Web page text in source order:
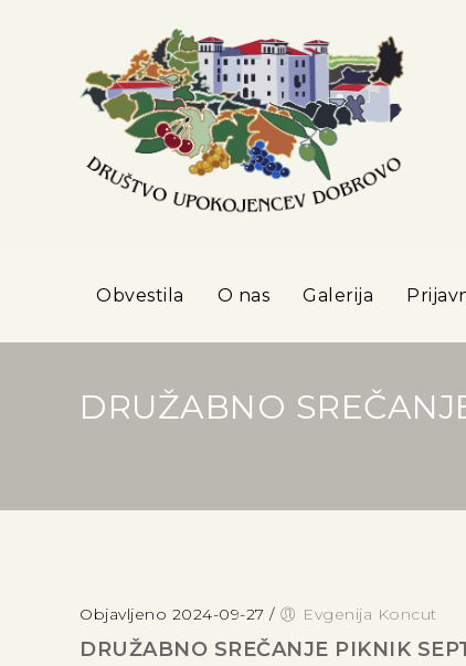
Obvestila O nas Galerija
DRUŽABNO
Objavljeno 2024-09-27 / Evgenija Koncut
DRUŽABNO SREČANJE PIKNIK